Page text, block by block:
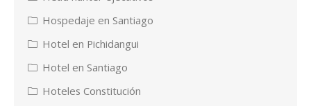
Hospedaje en Santiago
Hotel en Pichidangui
Hotel en Santiago
Hoteles Constitución